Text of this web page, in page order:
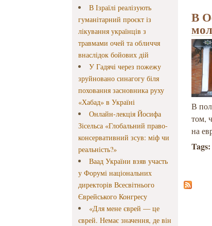
В Ізраїлі реалізують
гуманітарний проєкт із
лікування українців з
травмами очей та обличчя
внаслідок бойових дій
У Гадячі через пожежу
зруйновано синагогу біля
поховання засновника руху
«Хабад» в Україні
Онлайн-лекція Йосифа
Зісельса «Глобальний право-
консервативний зсув: міф чи
реальність?»
Ваад України взяв участь
у Форумі національних
директорів Всесвітнього
Єврейського Конгресу
«Для мене єврей — це
єврей. Немає значення, де він
В
В
том,
на
Tags: